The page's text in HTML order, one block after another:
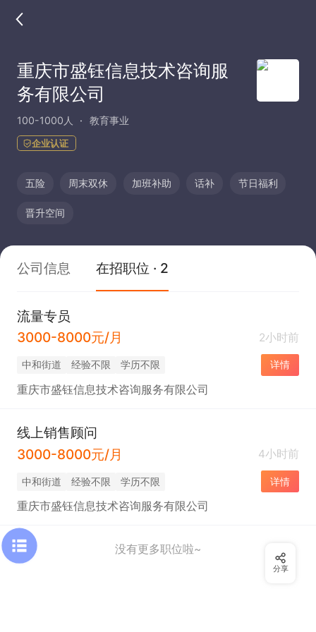
重庆市盛钰信息技术咨询服
务有限公司
100-1000人 教育事业
企业认证
五险 周末双休 加班补助 话补 节日福利
晋升空间
公司信息 在招职位 · 2
流量专员
3000-8000元/月
2小时前
中和街道 经验不限 学历不限 详情
重庆市盛钰信息技术咨询服务有限公司
线上销售顾问
3000-8000元/月
4小时前
中和街道 经验不限 学历不限 详情
重庆市盛钰信息技术咨询服务有限公司
没有更多职位啦~
分享